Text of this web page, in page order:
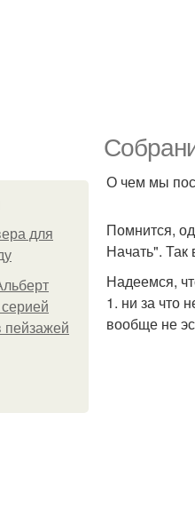
для
пейзажей
О чем мы
Помнится,
Начать". Так
Надеемся,
1. ни за что
вообще не